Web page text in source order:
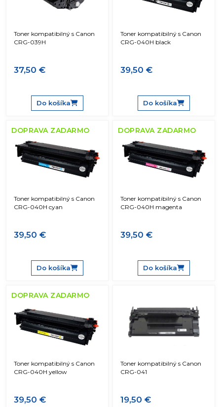
Toner kompatibilný s Canon
CRG-039H
37,50 €
Do košíka
Toner kompatibilný s Canon
CRG-040H black
39,50 €
Do košíka
DOPRAVA ZADARMO
Toner kompatibilný s Canon
CRG-040H cyan
39,50 €
Do košíka
DOPRAVA ZADARMO
Toner kompatibilný s Canon
CRG-040H magenta
39,50 €
Do košíka
DOPRAVA ZADARMO
Toner kompatibilný s Canon
CRG-040H yellow
39,50 €
Toner kompatibilný s Canon
CRG-041
19,50 €